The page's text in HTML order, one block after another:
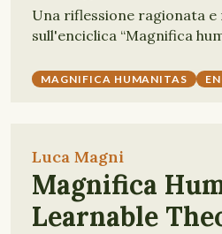
Una riflessione ragionata
sull'enciclica “Magnifica
MAGNIFICA HUMANITAS
Luca Magni
Magnifica
Learnable